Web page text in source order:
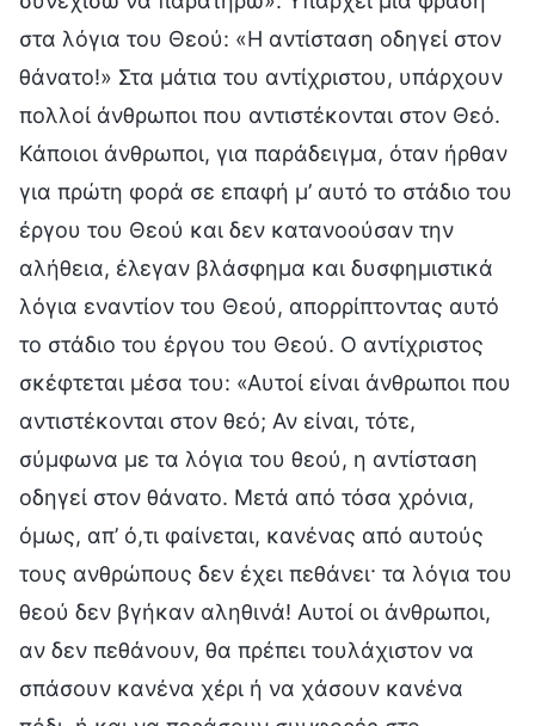
στα λόγια του Θεού: «Η αντίσταση οδηγεί στον
θάνατο!» Στα μάτια του αντίχριστου, υπάρχουν
πολλοί άνθρωποι που αντιστέκονται στον Θεό.
Κάποιοι άνθρωποι, για παράδειγμα, όταν ήρθαν
για πρώτη φορά σε επαφή μ’ αυτό το στάδιο του
έργου του Θεού και δεν κατανοούσαν την
αλήθεια, έλεγαν βλάσφημα και δυσφημιστικά
λόγια εναντίον του Θεού, απορρίπτοντας αυτό
το στάδιο του έργου του Θεού. Ο αντίχριστος
σκέφτεται μέσα του: «Αυτοί είναι άνθρωποι που
αντιστέκονται στον θεό; Αν είναι, τότε,
σύμφωνα με τα λόγια του θεού, η αντίσταση
οδηγεί στον θάνατο. Μετά από τόσα χρόνια,
όμως, απ’ ό,τι φαίνεται, κανένας από αυτούς
τους ανθρώπους δεν έχει πεθάνει· τα λόγια του
θεού δεν βγήκαν αληθινά! Αυτοί οι άνθρωποι,
αν δεν πεθάνουν, θα πρέπει τουλάχιστον να
σπάσουν κανένα χέρι ή να χάσουν κανένα